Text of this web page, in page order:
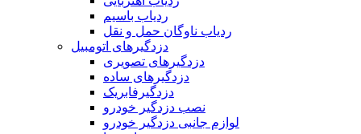
ردیاب باسیم
ردیاب ناوگان حمل و نقل
دزدگیرهای اتومبیل
دزدگیرهای تصویری
دزدگیرهای ساده
دزدگیرفابریک
نصب دزدگیر خودرو
لوازم جانبی دزدگیر خودرو